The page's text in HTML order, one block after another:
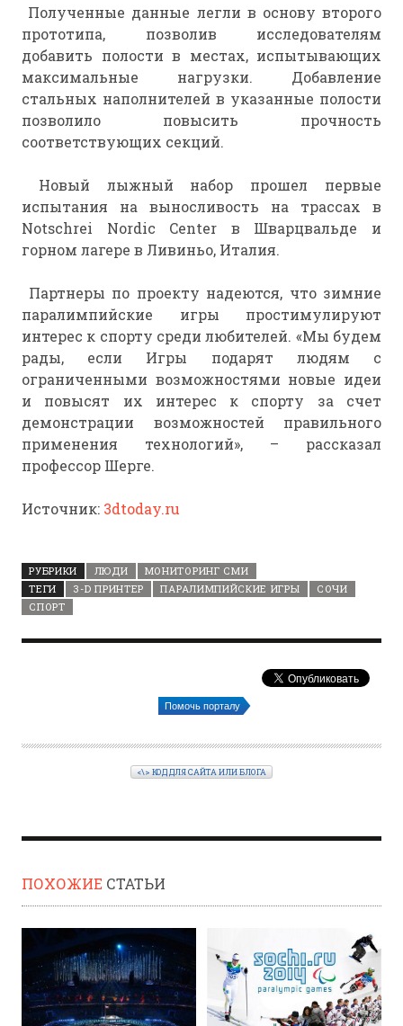
Полученные данные легли в основу второго
прототипа, позволив исследователям
добавить полости в местах, испытывающих
максимальные нагрузки. Добавление
стальных наполнителей в указанные полости
позволило повысить прочность
соответствующих секций.
Новый лыжный набор прошел первые
испытания на выносливость на трассах в
Notschrei Nordic Center в Шварцвальде и
горном лагере в Ливиньо, Италия.
Партнеры по проекту надеются, что зимние
паралимпийские игры простимулируют
интерес к спорту среди любителей. «Мы будем
рады, если Игры подарят людям с
ограниченными возможностями новые идеи
и повысят их интерес к спорту за счет
демонстрации возможностей правильного
применения технологий», – рассказал
профессор Шерге.
Источник: 3dtoday.ru
РУБРИКИ ЛЮДИ
МОНИТОРИНГ СМИ
ТЕГИ
3-D ПРИНТЕР ПАРАЛИМПИЙСКИЕ ИГРЫ
СОЧИ
СПОРТ
Помочь порталу
<\> КОД ДЛЯ САЙТА ИЛИ БЛОГА
ПОХОЖИЕ СТАТЬИ